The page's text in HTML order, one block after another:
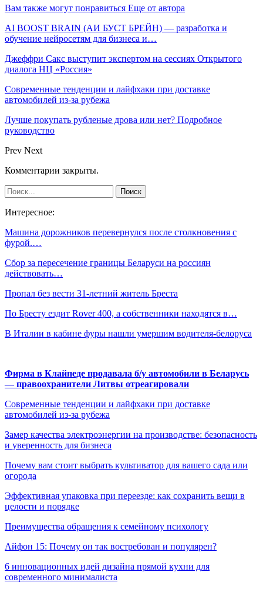
Вам также могут понравиться Еще от автора
AI BOOST BRAIN (АИ БУСТ БРЕЙН) — разработка и
обучение нейросетям для бизнеса и…
Джеффри Сакс выступит экспертом на сессиях Открытого
диалога НЦ «Россия»
Современные тенденции и лайфхаки при доставке
автомобилей из-за рубежа
Лучше покупать рубленые дрова или нет? Подробное
руководство
Prev Next
Комментарии закрыты.
Интересное:
Машина дорожников перевернулся после столкновения с
фурой.…
Сбор за пересечение границы Беларуси на россиян
действовать…
Пропал без вести 31-летний житель Бреста
По Бресту ездит Rover 400, а собственники находятся в…
В Италии в кабине фуры нашли умершим водителя-белоруса
Фирма в Клайпеде продавала б/у автомобили в Беларусь
— правоохранители Литвы отреагировали
Современные тенденции и лайфхаки при доставке
автомобилей из-за рубежа
Замер качества электроэнергии на производстве: безопасность
и уверенность для бизнеса
Почему вам стоит выбрать культиватор для вашего сада или
огорода
Эффективная упаковка при переезде: как сохранить вещи в
целости и порядке
Преимущества обращения к семейному психологу
Айфон 15: Почему он так востребован и популярен?
6 инновационных идей дизайна прямой кухни для
современного минималиста